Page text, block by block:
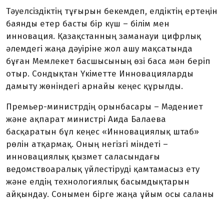
Тәуелсіздіктің тұғырын бекемдеп, елдіктің ертеңін
баянды етер басты бір күш – білім мен
инновация. Қазақстанның заманауи цифрлық
әлемдегі жаңа дәуіріне жол ашу мақсатында
бұған Мемлекет басшысының өзі баса мән беріп
отыр. Сондықтан Үкіметте Инновацияларды
дамыту жөніндегі арнайы кеңес құрылды.
Премьер-министрдің орынбасары – Мәдениет
және ақпарат министрі Аида Балаева
басқаратын бұл кеңес «Инновациялық штаб»
рөлін атқармақ. Оның негізгі міндеті –
инновациялық қызмет саласындағы
ведомствоаралық үйлестіруді қамтамасыз ету
және елдің технологиялық басымдықтарын
айқындау. Сонымен бірге жаңа ұйым осы саланы